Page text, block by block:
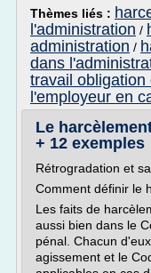
Thèmes liés :
l'administration /
administration /
dans
travail obligation
l'employeur en
Le
+ 12 exemples
Rétrogradation et
Comment définir le
Les faits de
aussi bien dans le
pénal. Chacun
agissement et le